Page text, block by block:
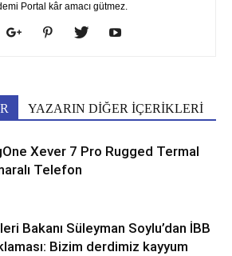
Portal kâr amacı gütmez.
YAZARIN DİĞER İÇERİKLERİ
Xever 7 Pro Rugged Termal
Telefon
Bakanı Süleyman Soylu’dan İBB
Bizim derdimiz kayyum